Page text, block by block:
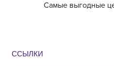
Самые выгодные
ССЫЛКИ